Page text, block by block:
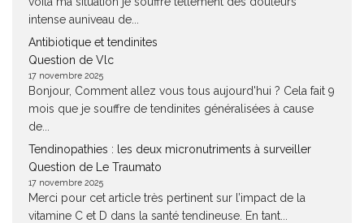
intense auniveau de...
Antibiotique et tendinites
Question de Vlc
17 novembre 2025
Bonjour, Comment allez vous tous aujourd'hui ? Cela fait 9
mois que je souffre de tendinites généralisées à cause
de...
Tendinopathies : les deux micronutriments à surveiller
Question de Le Traumato
17 novembre 2025
Merci pour cet article très pertinent sur l’impact de la
vitamine C et D dans la santé tendineuse. En tant...